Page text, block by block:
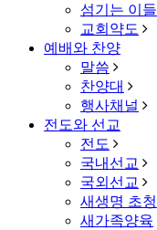
섬기는 이들
교회약도
예배와 찬양
말씀
찬양대
행사채널
전도와 선교
전도
국내선교
국외선교
새생명 초청
새가족양육